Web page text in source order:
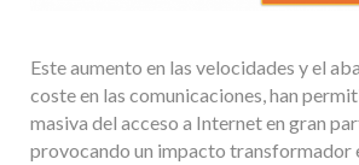
Este aumento en las velocidades y el
coste en las comunicaciones, han
masiva del acceso a Internet en gran
provocando un impacto transformador